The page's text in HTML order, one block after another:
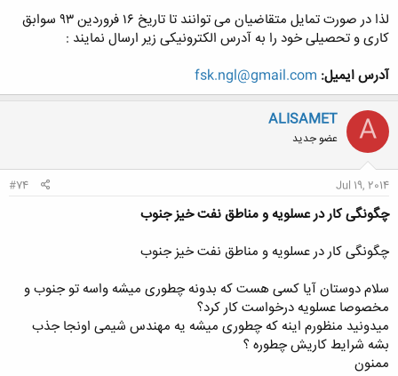
لذا در صورت تمایل متقاضیان می توانند تا تاریخ ۱۶ فروردین ۹۳ سوابق
کاری و تحصیلی خود را به آدرس الکترونیکی زیر ارسال نمایند :
آدرس ایمیل: fsk.ngl@gmail.com
A
ALISAMET
عضو جدید
Jul 19, 2014
#74
چگونگی کار در عسلویه و مناطق نفت خیز جنوب
چگونگی کار در عسلویه و مناطق نفت خیز جنوب
سلام دوستان آیا کسی هست که بدونه چطوری میشه واسه تو جنوب و
مخصوصا عسلویه درخواست کار کرد؟
میدونید منظورم اینه که چطوری میشه یه مهندس شیمی اونجا جذب
بشه شرایط کاریش چطوره ؟
ممنون